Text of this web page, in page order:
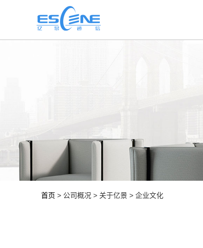
首页 > 公司概况 > 关于亿景 > 企业文化